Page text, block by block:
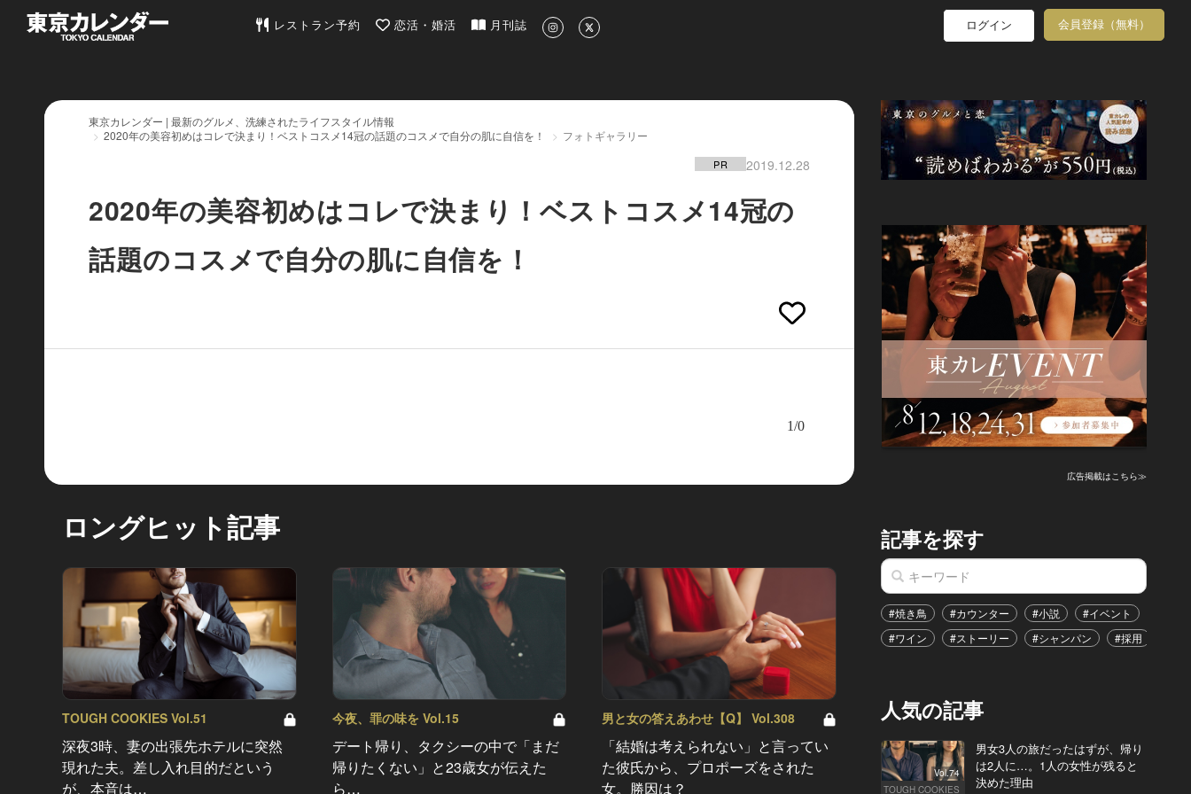
東京カレンダー | 最新のグルメ、洗練されたライフスタイル情報
レストラン予約 恋活・婚活 月刊誌 ログイン 会員登録（無料）
東京カレンダー | 最新のグルメ、洗練されたライフスタイル情報
2020年の美容初めはコレで決まり！ベストコスメ14冠の話題のコスメで自分の肌に自信を！
フォトギャラリー
PR 2019.12.28
2020年の美容初めはコレで決まり！ベストコスメ14冠の
話題のコスメで自分の肌に自信を！
1/0
ロングヒット記事
TOUGH COOKIES Vol.51
深夜3時、妻の出張先ホテルに突然
現れた夫。差し入れ目的だという
が、本音は…
今夜、罪の味を Vol.15
デート帰り、タクシーの中で「まだ
帰りたくない」と23歳女が伝えた
ら…
男と女の答えあわせ【Q】 Vol.308
「結婚は考えられない」と言ってい
た彼氏から、プロポーズをされた
女。勝因は？
男と女の答えあわせ【A】 Vol.308
結婚願望ゼロだった27歳男性が、交
際2年で突然プロポーズ。彼の心が
変わった“理由”とは
広告掲載はこちら≫
記事を探す
#焼き鳥 #カウンター #小説 #イベント
#ワイン
#ストーリー #シャンパン #採用
人気の記事
Vol.74
TOUGH COOKIES
男女3人の旅だったはずが、帰り
は2人に…。1人の女性が残ると
決めた理由